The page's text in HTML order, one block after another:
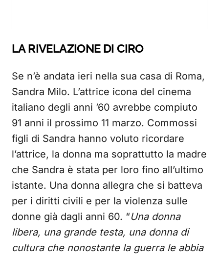
LA RIVELAZIONE DI CIRO
Se n’è andata ieri nella sua casa di Roma,
Sandra Milo. L’attrice icona del cinema
italiano degli anni ’60 avrebbe compiuto
91 anni il prossimo 11 marzo. Commossi
figli di Sandra hanno voluto ricordare
l’attrice, la donna ma soprattutto la madre
che Sandra è stata per loro fino all’ultimo
istante. Una donna allegra che si batteva
per i diritti civili e per la violenza sulle
donne già dagli anni 60. “Una donna
libera, una grande testa, una donna di
cultura che nonostante la guerra le abbia